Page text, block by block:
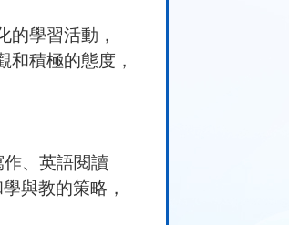
學習活動，
積極的態度，
、 英語閱讀
與教的策略，